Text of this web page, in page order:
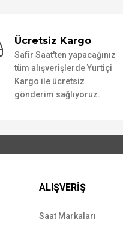
Ücretsiz Kargo
Safir Saat'ten yapacağınız
tüm alışverişlerde Yurtiçi
Kargo ile ücretsiz
gönderim sağlıyoruz.
ALIŞVERİŞ
Saat Markaları